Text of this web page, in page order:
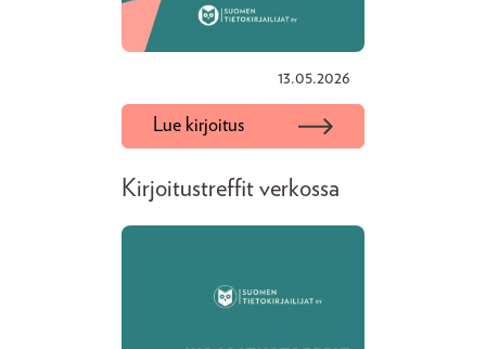
13.05.2026
Lue kirjoitus
Kirjoitustreffit verkossa